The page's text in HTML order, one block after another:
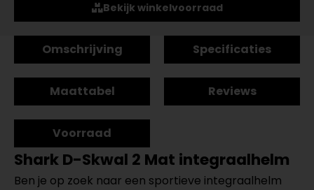
Bekijk winkelvoorraad
Omschrijving Specificaties
Maattabel Reviews
Voorraad
Shark D-Skwal 2 Mat integraalhelm
Ben je op zoek naar een sportieve integraalhelm